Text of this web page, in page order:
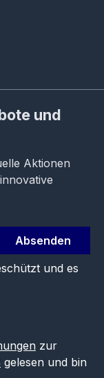
und
Aktionen
Absenden
und es
zur
gelesen und bin